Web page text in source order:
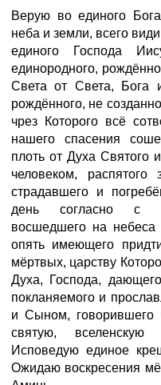
Верую во единого
неба и земли, всего
единого Господа
единородного,
Света от Света, Бога
рождённого, не
чрез Которого всё
нашего спасения
плоть от Духа Святого
человеком,
страдавшего и
день согласно с
восшедшего на
опять имеющего
мёртвых, царству
Духа, Господа,
покланяемого и
и Сыном, говорившего
святую, вселенскую
Исповедую единое
Ожидаю воскресения